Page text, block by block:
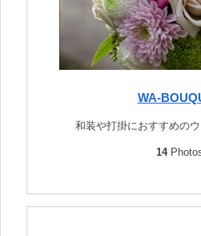
WA-
和装や打掛におすすめの
14